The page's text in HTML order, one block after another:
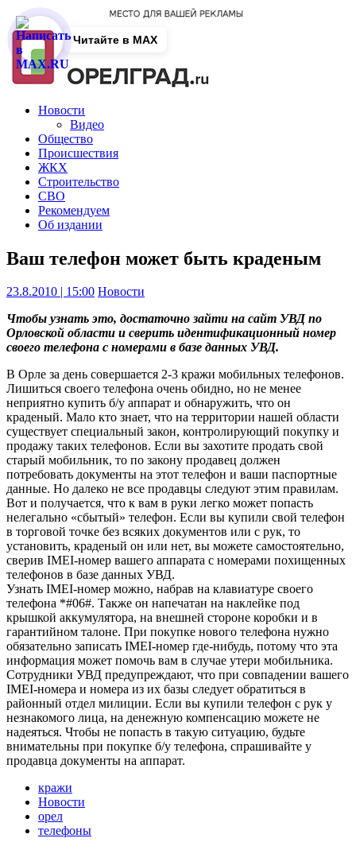
Новости
Видео
Общество
Происшествия
ЖКХ
Строительство
СВО
Рекомендуем
Об издании
Ваш телефон может быть краденым
23.8.2010 | 15:00 Новости
Чтобы узнать это, достаточно зайти на сайт УВД по
Орловской области и сверить идентификационный номер
своего телефона с номерами в базе данных УВД.
В Орле за день совершается 2-3 кражи мобильных телефонов.
Лишиться своего телефона очень обидно, но не менее
неприятно купить б/у аппарат и обнаружить, что он
краденый. Мало кто знает, что на территории нашей области
существует специальный закон, контролирующий покупку и
продажу таких телефонов. Если вы захотите продать свой
старый мобильник, то по закону продавец должен
потребовать документы на этот телефон и ваши паспортные
данные. Но далеко не все продавцы следуют этим правилам.
Вот и получается, что к вам в руки легко может попасть
нелегально «сбытый» телефон. Если вы купили свой телефон
в торговой точке без всяких документов или с рук, то
установить, краденый он или нет, вы можете самостоятельно,
сверив IMEI-номер вашего аппарата с номерами похищенных
телефонов в базе данных УВД.
Узнать IMEI-номер можно, набрав на клавиатуре своего
телефона *#06#. Также он напечатан на наклейке под
крышкой аккумулятора, на внешней стороне коробки и в
гарантийном талоне. При покупке нового телефона нужно
обязательно записать IMEI-номер где-нибудь, потому что эта
информация может помочь вам в случае утери мобильника.
Сотрудники УВД предупреждают, что при совпадении вашего
IMEI-номера и номера из их базы следует обратиться в
районный отдел милиции. Если вы купили телефон с рук у
незнакомого лица, на денежную компенсацию можете не
надеяться. Чтобы не попасть в такую ситуацию, будьте
внимательны при покупке б/у телефона, спрашивайте у
продавца документы на аппарат.
кражи
Новости
орел
телефоны
Читайте в MAX